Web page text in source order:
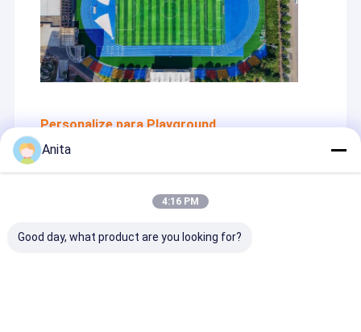
Personalize para Playground
Anita
4:16 PM
Good day, what product are you looking for?